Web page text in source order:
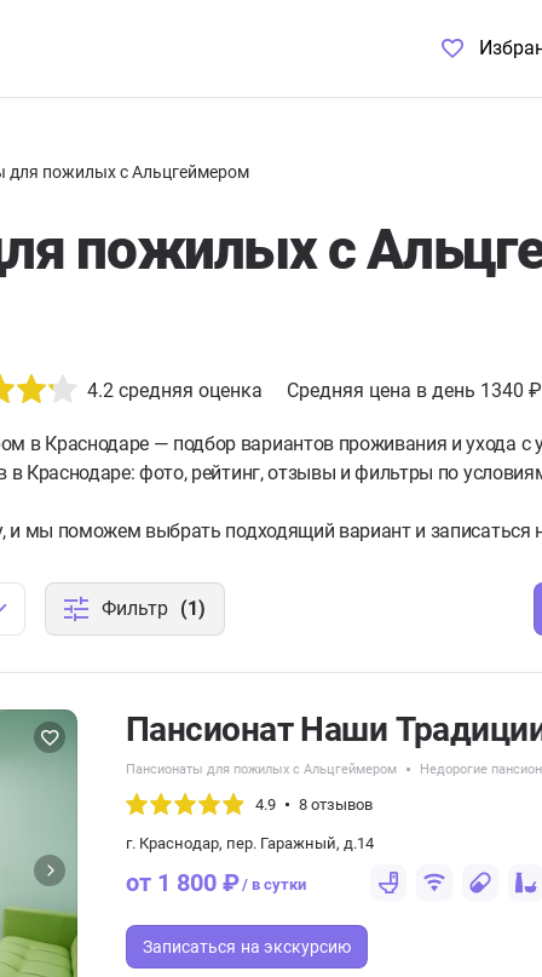
для пожилых с Альцгеймером
пожилых с
4.2 средняя оценка Средняя цена в день 1340 ₽
в Краснодаре — подбор вариантов проживания и ухода с
в Краснодаре: фото, рейтинг, отзывы и фильтры по
и мы поможем выбрать подходящий вариант и записаться
Фильтр (1)
Пансионат Наши
Пансионаты для пожилых с Альцгеймером Недорогие
4.9 8 отзывов
г. Краснодар, пер. Гаражный, д.14
от 1 800 ₽/ в сутки
Записаться на экскурсию